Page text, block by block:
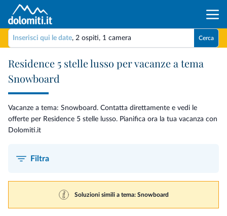
Inserisci qui le date, 2 ospiti, 1 camera Cerca
Residence 5 stelle lusso per vacanze a tema
Snowboard
Vacanze a tema: Snowboard. Contatta direttamente e vedi le
offerte per Residence 5 stelle lusso. Pianifica ora la tua vacanza con
Dolomiti.it
Filtra
Soluzioni simili a tema: Snowboard